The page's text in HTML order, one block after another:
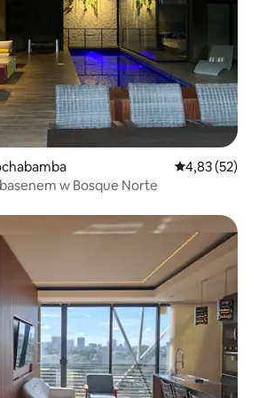
Średnia
4,83 (52)
w Bosque Norte